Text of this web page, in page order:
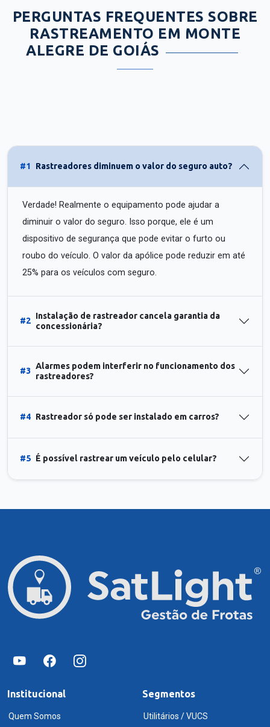
PERGUNTAS FREQUENTES SOBRE
RASTREAMENTO EM MONTE
ALEGRE DE GOIÁS
#1 Rastreadores diminuem o valor do seguro auto?
Verdade! Realmente o equipamento pode ajudar a
diminuir o valor do seguro. Isso porque, ele é um
dispositivo de segurança que pode evitar o furto ou
roubo do veículo. O valor da apólice pode reduzir em até
25% para os veículos com seguro.
#2
Instalação de rastreador cancela garantia da
concessionária?
#3
Alarmes podem interferir no funcionamento dos
rastreadores?
#4 Rastreador só pode ser instalado em carros?
#5 É possível rastrear um veículo pelo celular?
Institucional
Quem Somos
Segmentos
Utilitários / VUCS